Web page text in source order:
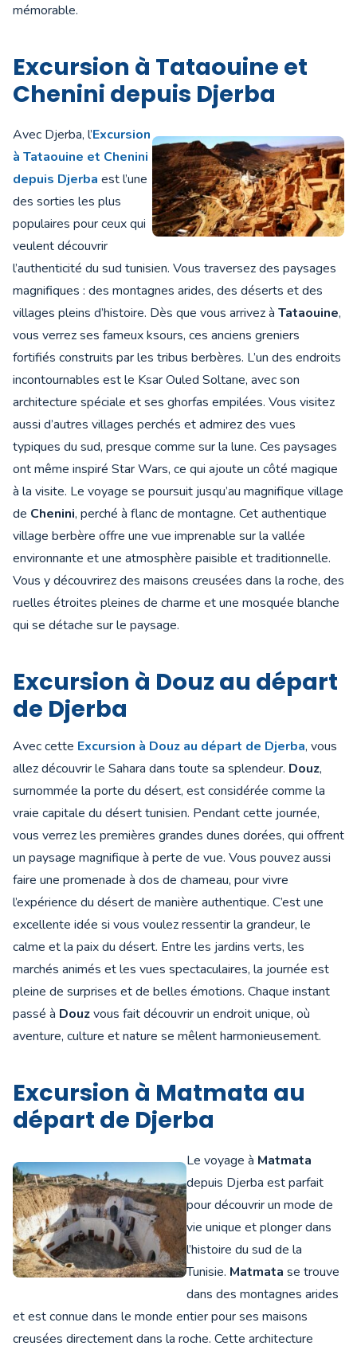
mémorable.
Excursion à Tataouine et
Chenini depuis Djerba
Avec Djerba, l’Excursion
à Tataouine et Chenini
depuis Djerba est l’une
des sorties les plus
populaires pour ceux qui
veulent découvrir
l’authenticité du sud tunisien. Vous traversez des paysages
magnifiques : des montagnes arides, des déserts et des
villages pleins d’histoire. Dès que vous arrivez à Tataouine,
vous verrez ses fameux ksours, ces anciens greniers
fortifiés construits par les tribus berbères. L’un des endroits
incontournables est le Ksar Ouled Soltane, avec son
architecture spéciale et ses ghorfas empilées. Vous visitez
aussi d’autres villages perchés et admirez des vues
typiques du sud, presque comme sur la lune. Ces paysages
ont même inspiré Star Wars, ce qui ajoute un côté magique
à la visite. Le voyage se poursuit jusqu’au magnifique village
de Chenini, perché à flanc de montagne. Cet authentique
village berbère offre une vue imprenable sur la vallée
environnante et une atmosphère paisible et traditionnelle.
Vous y découvrirez des maisons creusées dans la roche, des
ruelles étroites pleines de charme et une mosquée blanche
qui se détache sur le paysage.
Excursion à Douz au départ
de Djerba
Avec cette Excursion à Douz au départ de Djerba, vous
allez découvrir le Sahara dans toute sa splendeur. Douz,
surnommée la porte du désert, est considérée comme la
vraie capitale du désert tunisien. Pendant cette journée,
vous verrez les premières grandes dunes dorées, qui offrent
un paysage magnifique à perte de vue. Vous pouvez aussi
faire une promenade à dos de chameau, pour vivre
l’expérience du désert de manière authentique. C’est une
excellente idée si vous voulez ressentir la grandeur, le
calme et la paix du désert. Entre les jardins verts, les
marchés animés et les vues spectaculaires, la journée est
pleine de surprises et de belles émotions. Chaque instant
passé à Douzvous fait découvrir un endroit unique, où
aventure, culture et nature se mêlent harmonieusement.
Excursion à Matmata au
départ de Djerba
Le voyage à Matmata
depuis Djerba est parfait
pour découvrir un mode de
vie unique et plonger dans
l’histoire du sud de la
Tunisie. Matmata se trouve
dans des montagnes arides
et est connue dans le monde entier pour ses maisons
creusées directement dans la roche. Cette architecture